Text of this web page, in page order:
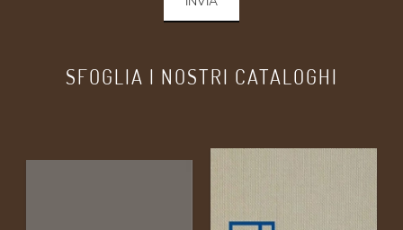
SFOGLIA I NOSTRI CATALOGHI